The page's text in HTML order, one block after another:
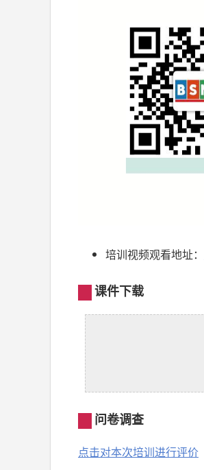
培训视频观看地址：
课件下载
问卷调查
点击对本次培训进行评价